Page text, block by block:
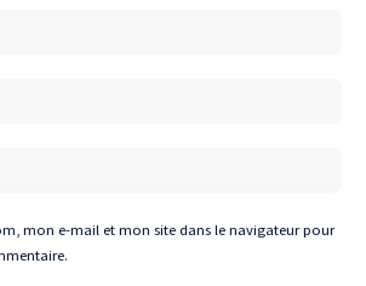
mon e-mail et mon site dans le navigateur pour